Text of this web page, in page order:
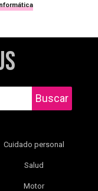
Buscar
Cuidado personal
Salud
Motor